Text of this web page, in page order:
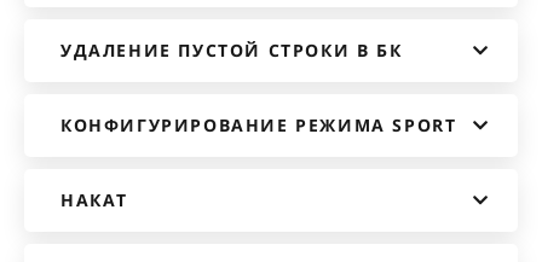
УДАЛЕНИЕ ПУСТОЙ СТРОКИ В БК
КОНФИГУРИРОВАНИЕ РЕЖИМА SPORT
НАКАТ